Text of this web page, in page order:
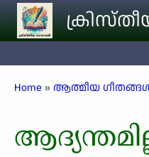
Skip to main content
Breadcrumb
Home ആത്മീയ